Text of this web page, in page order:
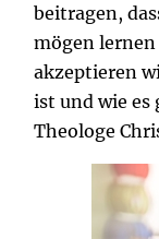
beitragen,
mögen lernen
akzeptieren
ist und wie es
Theologe